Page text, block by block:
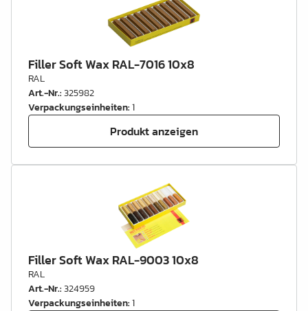
Filler Soft Wax RAL-7016 10x8
RAL
Art.-Nr.:325982
Verpackungseinheiten:1
Produkt anzeigen
Filler Soft Wax RAL-9003 10x8
RAL
Art.-Nr.:324959
Verpackungseinheiten:1